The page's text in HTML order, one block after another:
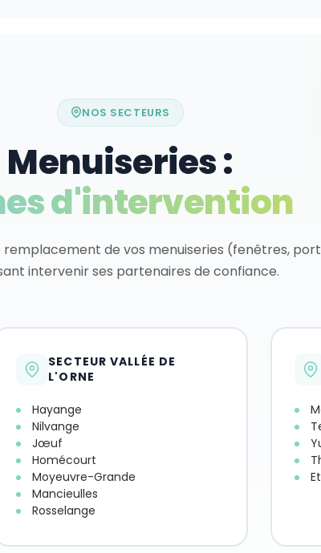
NOS SECTEURS
Menuiseries :
d'intervention
remplacement de vos menuiseries (fenêtres,
intervenir ses partenaires de confiance.
SECTEUR VALLÉE DE
L'ORNE
Hayange
Nilvange
Jœuf
Homécourt
Moyeuvre-Grande
Mancieulles
Rosselange